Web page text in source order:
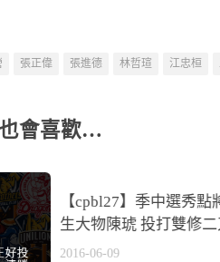
張正偉 張進德 林哲瑄 江忠桓
會喜歡…
【cpbl27】季中選秀點
生大物陳琥 投打雙修
2016-06-09